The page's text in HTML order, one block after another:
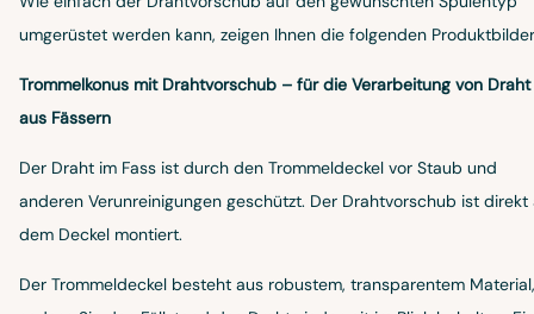
umgerüstet werden kann, zeigen Ihnen die folgenden
Trommelkonus mit Drahtvorschub – für die Verarbeitung von Draht
aus Fässern
Der Draht im Fass ist durch den Trommeldeckel vor Staub und
anderen Verunreinigungen geschützt. Der Drahtvorschub ist direkt
dem Deckel montiert.
Der Trommeldeckel besteht aus robustem, transparentem Material,